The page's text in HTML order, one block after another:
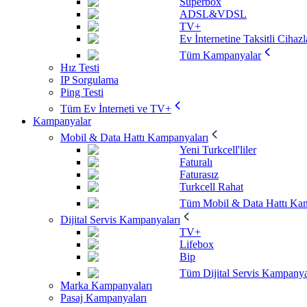
ADSL&VDSL
TV+
Ev İnternetine Taksitli
Tüm Kampanyalar
Hız Testi
IP Sorgulama
Ping Testi
Tüm Ev İnterneti ve TV+
Kampanyalar
Mobil & Data Hattı Kampanyaları
Yeni Turkcell'liler
Faturalı
Faturasız
Turkcell Rahat
Tüm Mobil & Data Hattı
Dijital Servis Kampanyaları
TV+
Lifebox
Bip
Tüm Dijital Servis
Marka Kampanyaları
Pasaj Kampanyaları